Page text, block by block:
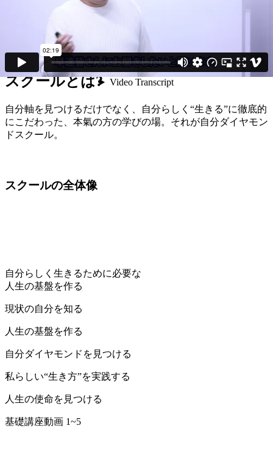
自分 ダイヤモンド
スクールとは?
自分軸を見つけるだけでなく、自分らしく“生きる”に徹底的
にこだわった、本氣の方の学びの場。それが自分ダイヤモン
ドスクール。
スクールの全体像
自分らしく生きるために必要な
人生の基盤を作る
現状の自分を知る
人生の基盤を作る
自分ダイヤモンドを見つける
私らしい“生き方”を実践する
人生の使命を見つける
基礎講座動画 1~5